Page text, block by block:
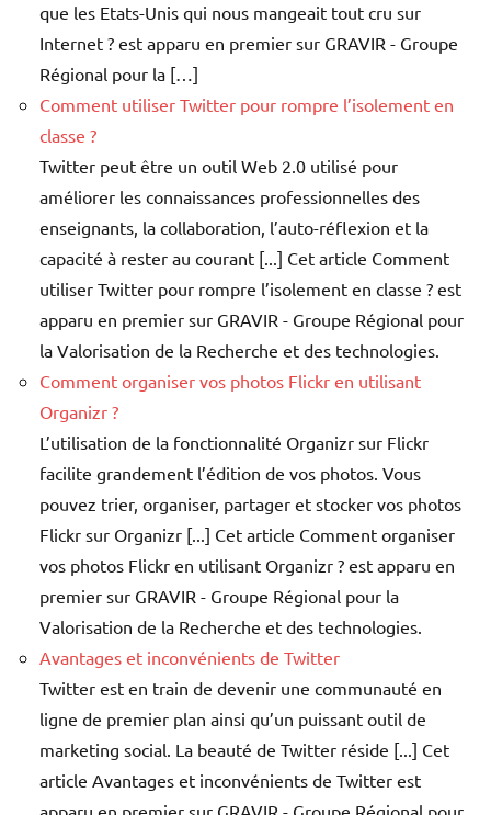
que les Etats-Unis qui nous mangeait tout cru sur
Internet ? est apparu en premier sur GRAVIR - Groupe
Régional pour la […]
Comment utiliser Twitter pour rompre l’isolement en
classe ?
Twitter peut être un outil Web 2.0 utilisé pour
améliorer les connaissances professionnelles des
enseignants, la collaboration, l’auto-réflexion et la
capacité à rester au courant [...] Cet article Comment
utiliser Twitter pour rompre l’isolement en classe ? est
apparu en premier sur GRAVIR - Groupe Régional pour
la Valorisation de la Recherche et des technologies.
Comment organiser vos photos Flickr en utilisant
Organizr ?
L’utilisation de la fonctionnalité Organizr sur Flickr
facilite grandement l’édition de vos photos. Vous
pouvez trier, organiser, partager et stocker vos photos
Flickr sur Organizr [...] Cet article Comment organiser
vos photos Flickr en utilisant Organizr ? est apparu en
premier sur GRAVIR - Groupe Régional pour la
Valorisation de la Recherche et des technologies.
Avantages et inconvénients de Twitter
Twitter est en train de devenir une communauté en
ligne de premier plan ainsi qu’un puissant outil de
marketing social. La beauté de Twitter réside [...] Cet
article Avantages et inconvénients de Twitter est